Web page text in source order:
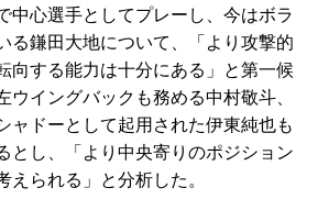
中心選手としてプレーし、今はボラ
る鎌田大地について、「より攻撃的
向する能力は十分にある」と第一候
イングバックも務める中村敬斗、
ャドーとして起用された伊東純也も
とし、「より中央寄りのポジション
られる」と分析した。